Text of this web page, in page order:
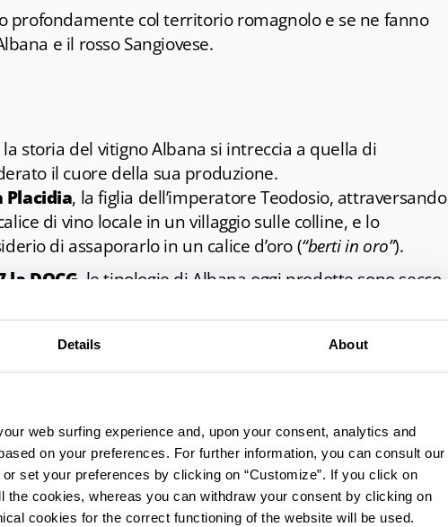
Details About
web surfing experience and, upon your consent, analytics and
on your preferences. For further information, you can consult our
set your preferences by clicking on “Customize”. If you click on
the cookies, whereas you can withdraw your consent by clicking on
cookies for the correct functioning of the website will be used.
profondamente col territorio romagnolo e se ne fanno
e il rosso Sangiovese.
storia del vitigno Albana si intreccia a quella di
il cuore della sua produzione.
, la figlia dell’imperatore Teodosio, attraversando
di vino locale in un villaggio sulle colline, e lo
di assaporarlo in un calice d’oro (“berti in oro”).
DOCG , le tipologie di Albana oggi prodotte sono secco,
colore giallo paglierino, tendente al dorato (ambrato
e un po' tannico che diventa caldo e armonico nella
versione dolce e passito.
spumante e passito dei produttori locali.
rassegna a tema enogastronomicoVini e sapori in